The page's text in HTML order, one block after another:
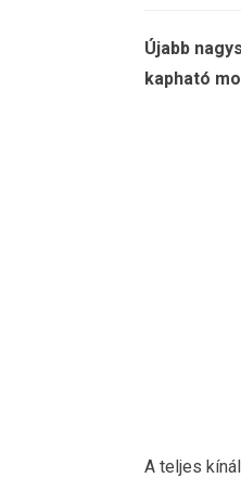
Újabb
kapható
A teljes